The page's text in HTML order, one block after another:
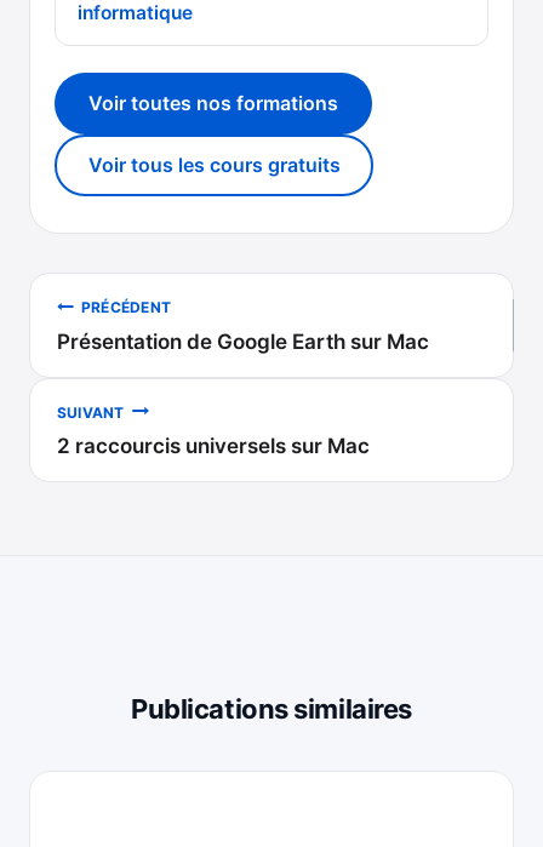
informatique
Voir toutes nos formations
Voir tous les cours gratuits
Navigation
de
l’article
PRÉCÉDENT
Présentation de Google Earth sur Mac
SUIVANT
2 raccourcis universels sur Mac
Publications similaires